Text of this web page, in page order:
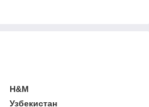
Н&М
Узбекистан